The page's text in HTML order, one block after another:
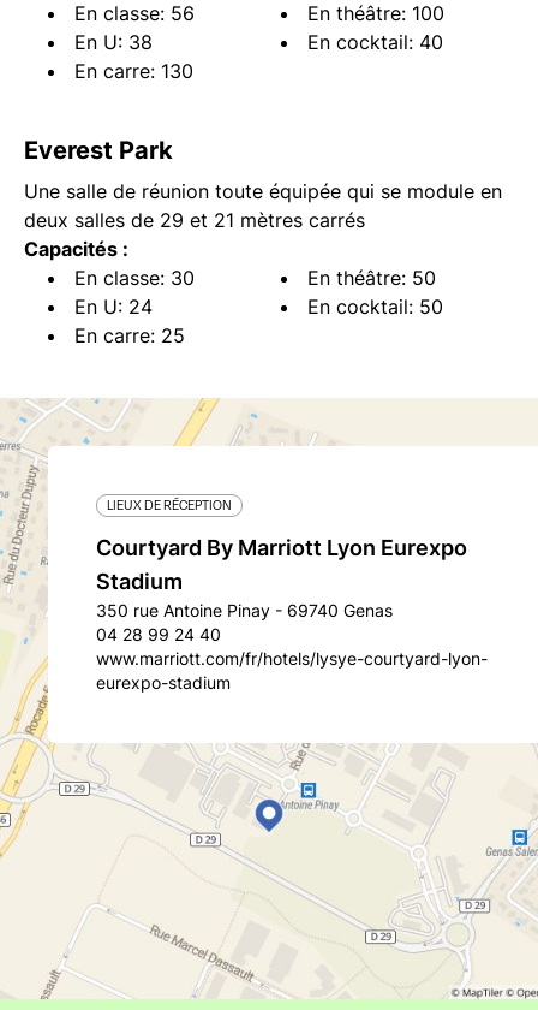
En classe: 56
En théâtre: 100
En U: 38
En cocktail: 40
En carre: 130
Everest Park
Une salle de réunion toute équipée qui se module en
deux salles de 29 et 21 mètres carrés
Capacités :
En classe: 30
En théâtre: 50
En U: 24
En cocktail: 50
En carre: 25
LIEUX DE RÉCEPTION
Courtyard By Marriott Lyon Eurexpo
Stadium
350 rue Antoine Pinay - 69740 Genas
04 28 99 24 40
www.marriott.com/fr/hotels/lysye-courtyard-lyon-
eurexpo-stadium